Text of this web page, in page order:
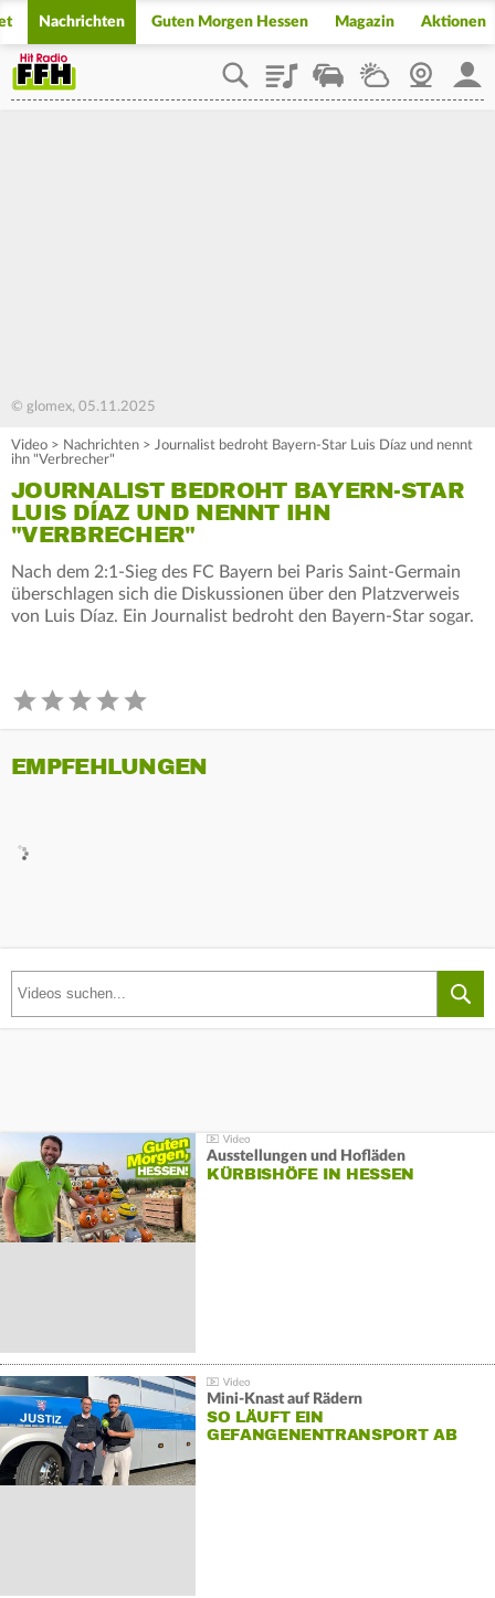
Nachrichten Guten Morgen Hessen Magazin Aktionen
PlaylistStaupilotWetterWebcam
© glomex, 05.11.2025
Video > Nachrichten > Journalist bedroht Bayern-Star Luis Díaz und nennt
ihn "Verbrecher"
JOURNALIST BEDROHT BAYERN-STAR
LUIS DÍAZ UND NENNT IHN
"VERBRECHER"
Nach dem 2:1-Sieg des FC Bayern bei Paris Saint-Germain
überschlagen sich die Diskussionen über den Platzverweis
von Luis Díaz. Ein Journalist bedroht den Bayern-Star sogar.
EMPFEHLUNGEN
Ausstellungen und Hofläden
KÜRBISHÖFE IN HESSEN
Mini-Knast auf Rädern
SO LÄUFT EIN
GEFANGENENTRANSPORT AB